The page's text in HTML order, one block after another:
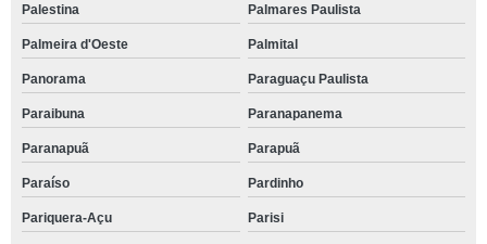
Palestina Palmares Paulista
Palmeira d'Oeste Palmital
Panorama Paraguaçu Paulista
Paraibuna Paranapanema
Paranapuã Parapuã
Paraíso Pardinho
Pariquera-Açu Parisi